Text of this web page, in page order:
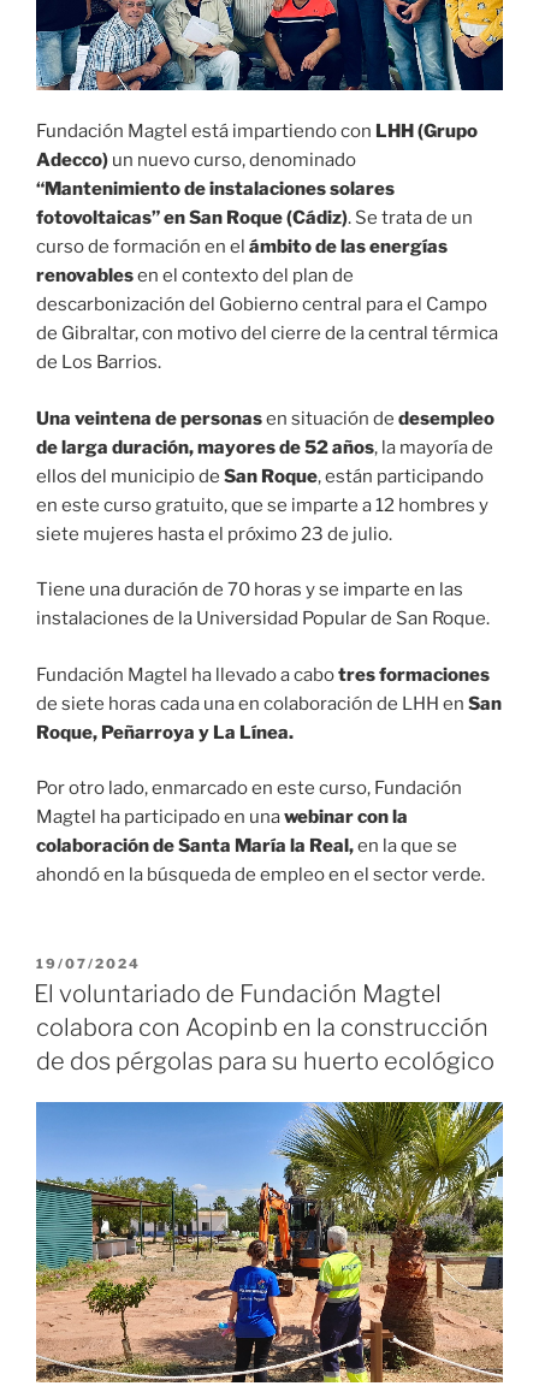
Fundación Magtel está impartiendo con LHH (Grupo
Adecco) un nuevo curso, denominado
“Mantenimiento de instalaciones solares
fotovoltaicas” en San Roque (Cádiz). Se trata de un
curso de formación en el ámbito de las energías
renovablesen el contexto del plan de
descarbonización del Gobierno central para el Campo
de Gibraltar, con motivo del cierre de la central térmica
de Los Barrios.
Una veintena de personasen situación de desempleo
de larga duración, mayores de 52 años, la mayoría de
ellos del municipio de San Roque, están participando
en este curso gratuito, que se imparte a 12 hombres y
siete mujeres hasta el próximo 23 de julio.
Tiene una duración de 70 horas y se imparte en las
instalaciones de la Universidad Popular de San Roque.
Fundación Magtel ha llevado a cabotres formaciones
de siete horas cada una en colaboración de LHH en San
Roque, Peñarroya y La Línea.
Por otro lado, enmarcado en este curso, Fundación
Magtel ha participado en unawebinar con la
colaboración de Santa María la Real,en la que se
ahondó en la búsqueda de empleo en el sector verde.
19/07/2024
El voluntariado de Fundación Magtel
colabora con Acopinb en la construcción
de dos pérgolas para su huerto ecológico